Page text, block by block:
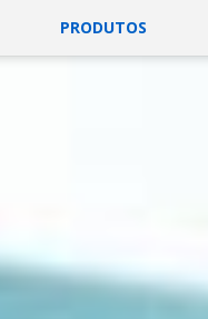
PRODUTOS